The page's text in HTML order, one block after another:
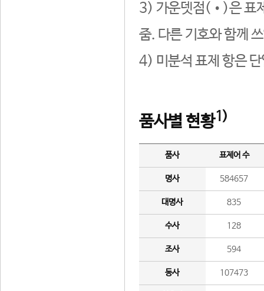
3) 가운뎃점(•)은 표
줌. 다른 기호와 함께
4) 미분석 표제 항은
품사별 현황1)
품사 표제어 수
명사 584657
대명사 835
수사 128
조사 594
동사 107473